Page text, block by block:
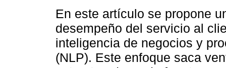
En este artículo se propone
desempeño del servicio al
inteligencia de negocios y
(NLP). Este enfoque saca